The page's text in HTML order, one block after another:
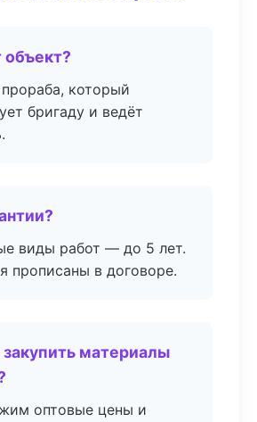
объект?
который
бригаду и ведёт
виды работ — до 5 лет.
прописаны в договоре.
материалы
оптовые цены и